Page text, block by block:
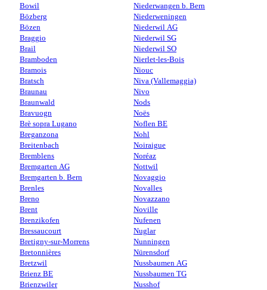
Bowil
Bözberg
Bözen
Braggio
Brail
Bramboden
Bramois
Bratsch
Braunau
Braunwald
Bravuogn
Brè sopra Lugano
Breganzona
Breitenbach
Bremblens
Bremgarten AG
Bremgarten b. Bern
Brenles
Breno
Brent
Brenzikofen
Bressaucourt
Bretigny-sur-Morrens
Bretonnières
Bretzwil
Brienz BE
Brienzwiler
Niederwangen b. Bern
Niederweningen
Niederwil AG
Niederwil SG
Niederwil SO
Nierlet-les-Bois
Niouc
Niva (Vallemaggia)
Nivo
Nods
Noës
Noflen BE
Nohl
Noiraigue
Noréaz
Nottwil
Novaggio
Novalles
Novazzano
Noville
Nufenen
Nuglar
Nunningen
Nürensdorf
Nussbaumen AG
Nussbaumen TG
Nusshof